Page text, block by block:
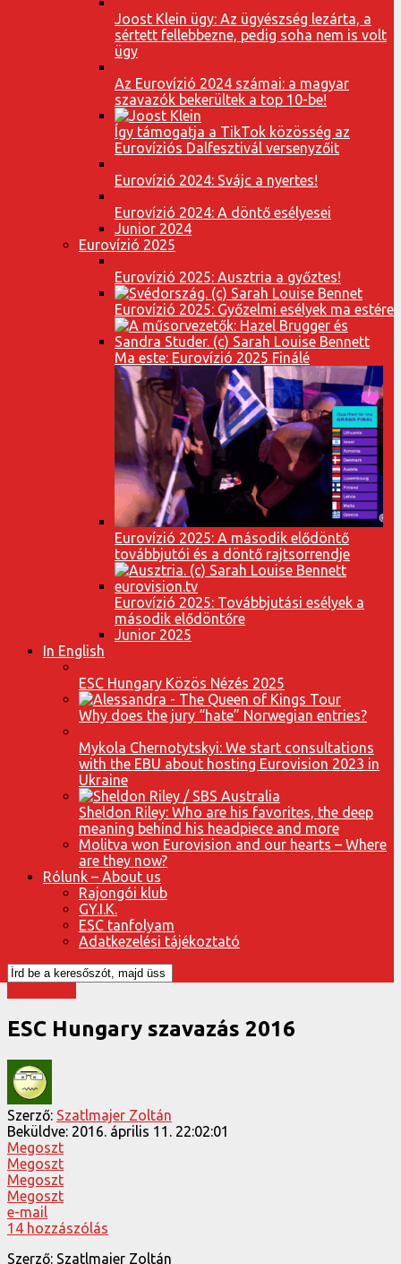
Joost Klein ügy: Az ügyészség lezárta, a
sértett fellebbezne, pedig soha nem is volt
ügy
Az Eurovízió 2024 számai: a magyar
szavazók bekerültek a top 10-be!
Így támogatja a TikTok közösség az
Eurovíziós Dalfesztivál versenyzőit
Eurovízió 2024: Svájc a nyertes!
Eurovízió 2024: A döntő esélyesei
Junior 2024
Eurovízió 2025
Eurovízió 2025: Ausztria a győztes!
Eurovízió 2025: Győzelmi esélyek ma estére
Ma este: Eurovízió 2025 Finálé
Eurovízió 2025: A második elődöntő
továbbjutói és a döntő rajtsorrendje
Eurovízió 2025: Továbbjutási esélyek a
második elődöntőre
Junior 2025
In English
ESC Hungary Közös Nézés 2025
Why does the jury “hate” Norwegian entries?
Mykola Chernotytskyi: We start consultations
with the EBU about hosting Eurovision 2023 in
Ukraine
Sheldon Riley: Who are his favorites, the deep
meaning behind his headpiece and more
Molitva won Eurovision and our hearts – Where
are they now?
Rólunk – About us
Rajongói klub
GY.I.K.
ESC tanfolyam
Adatkezelési tájékoztató
ESC Hungary szavazás 2016
Szerző: Szatlmajer Zoltán
Beküldve: 2016. április 11. 22:02:01
Megoszt
Megoszt
Megoszt
Megoszt
e-mail
14 hozzászólás
Szerző: Szatlmajer Zoltán